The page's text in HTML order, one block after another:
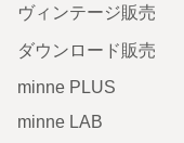
ヴィンテージ販売
ダウンロード販売
minne PLUS
minne LAB